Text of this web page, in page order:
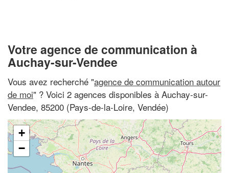
Votre agence de communication à
Auchay-sur-Vendee
Vous avez recherché "agence de communication autour
de moi" ? Voici 2 agences disponibles à Auchay-sur-
Vendee, 85200 (Pays-de-la-Loire, Vendée)
+
−